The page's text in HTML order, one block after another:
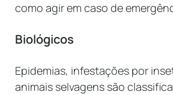
como agir em caso de
Biológicos
Epidemias, infestações por
animais selvagens são